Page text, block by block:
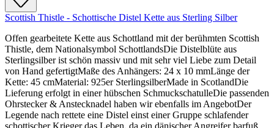
Scottish Thistle - Schottische Distel Kette aus Sterling Silber
Offen gearbeitete Kette aus Schottland mit der berühmten Scottish
Thistle, dem Nationalsymbol SchottlandsDie Distelblüte aus
Sterlingsilber ist schön massiv und mit sehr viel Liebe zum Detail
von Hand gefertigtMaße des Anhängers: 24 x 10 mmLänge der
Kette: 45 cmMaterial: 925er SterlingsilberMade in ScotlandDie
Lieferung erfolgt in einer hübschen SchmuckschatulleDie passenden
Ohrstecker & Anstecknadel haben wir ebenfalls im AngebotDer
Legende nach rettete eine Distel einst einer Gruppe schlafender